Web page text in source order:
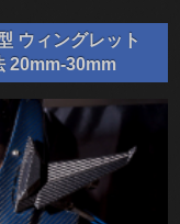
ウィングレット
20mm-30mm